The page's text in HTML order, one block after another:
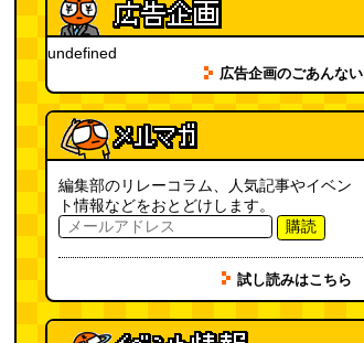
ドーバーフィールドフ
ァーイースト カラ クラ
シック ココナッツミル
【Amazon.co.jp 限
ーノンオイル 60g…
undefined
広告企画のごあんない
編集部のリレーコラム、人気記事やイベン
ト情報などをおとどけします。
購読
試し読みはこちら